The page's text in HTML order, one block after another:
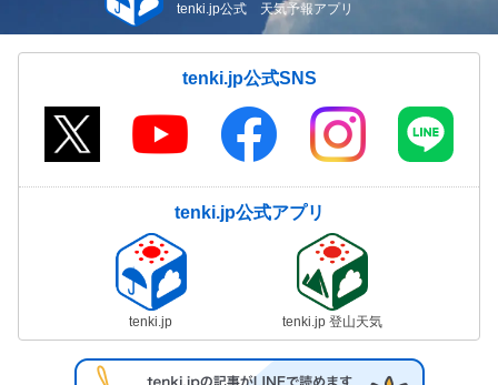
tenki.jp公式 天気予報アプリ
tenki.jp公式SNS
tenki.jp公式アプリ
tenki.jp tenki.jp 登山天気